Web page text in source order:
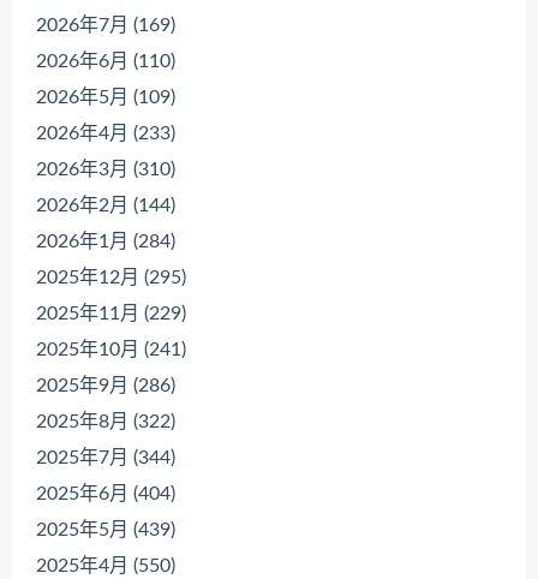
2026年7月 (169)
2026年6月 (110)
2026年5月 (109)
2026年4月 (233)
2026年3月 (310)
2026年2月 (144)
2026年1月 (284)
2025年12月 (295)
2025年11月 (229)
2025年10月 (241)
2025年9月 (286)
2025年8月 (322)
2025年7月 (344)
2025年6月 (404)
2025年5月 (439)
2025年4月 (550)